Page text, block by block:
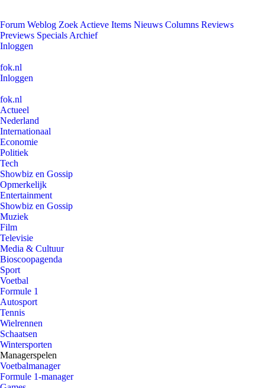
Forum Weblog Zoek Actieve Items Nieuws Columns Reviews
Previews Specials Archief
Inloggen
fok.nl
Inloggen
fok.nl
Actueel
Nederland
Internationaal
Economie
Politiek
Tech
Showbiz en Gossip
Opmerkelijk
Entertainment
Showbiz en Gossip
Muziek
Film
Televisie
Media & Cultuur
Bioscoopagenda
Sport
Voetbal
Formule 1
Autosport
Tennis
Wielrennen
Schaatsen
Wintersporten
Managerspelen
Voetbalmanager
Formule 1-manager